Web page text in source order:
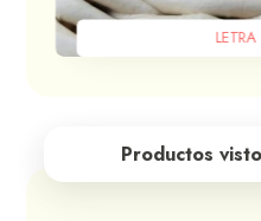
Productos